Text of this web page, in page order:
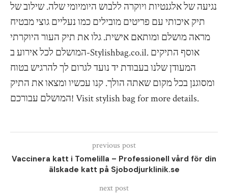
נגיעה של אלגנטיות ויוקרה ללבוש היומיומי שלה. שילוב של
תיק איכותי עם פריטים מובילים כמו נעליים גוצי מבטיח
מראה מושלם ומותאם אישית. גלו את תיק העור היוקרתי
המושלם לכל אירוע ב-Stylishbag.co.il. אוסף התיקים
המעודן שלנו בעבודת יד נועד לגרום לך להרגיש בטוח
ומסוגנן בכל מקום שאתה הולך. קנו עכשיו ומצאו את התיק
המושלם עבורכם! Visit stylish bag for more details.
previous post
Vaccinera katt i Tomelilla – Professionell vård för din
älskade katt på Sjobodjurklinik.se
next post